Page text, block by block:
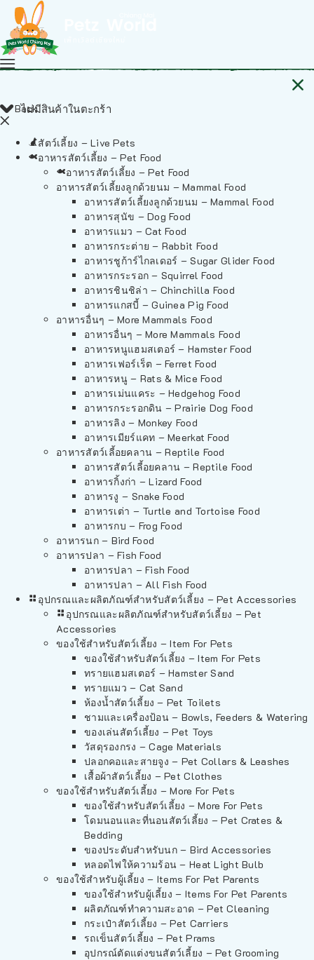
ไม่มีสินค้าในตะกร้า
Back
สัตว์เลี้ยง – Live Pets
อาหารสัตว์เลี้ยง – Pet Food
อาหารสัตว์เลี้ยง – Pet Food
อาหารสัตว์เลี้ยงลูกด้วยนม – Mammal Food
อาหารสัตว์เลี้ยงลูกด้วยนม – Mammal Food
อาหารสุนัข – Dog Food
อาหารแมว – Cat Food
อาหารกระต่าย – Rabbit Food
อาหารชูก้าร์ไกลเดอร์ – Sugar Glider Food
อาหารกระรอก – Squirrel Food
อาหารชินชิล่า – Chinchilla Food
อาหารแกสบี้ – Guinea Pig Food
อาหารอื่นๆ – More Mammals Food
อาหารอื่นๆ – More Mammals Food
อาหารหนูแฮมสเตอร์ – Hamster Food
อาหารเฟอร์เร็ต – Ferret Food
อาหารหนู – Rats & Mice Food
อาหารเม่นแคระ – Hedgehog Food
อาหารกระรอกดิน – Prairie Dog Food
อาหารลิง – Monkey Food
อาหารเมียร์แคท – Meerkat Food
อาหารสัตว์เลี้อยคลาน – Reptile Food
อาหารสัตว์เลี้อยคลาน – Reptile Food
อาหารกิ้งก่า – Lizard Food
อาหารงู – Snake Food
อาหารเต่า – Turtle and Tortoise Food
อาหารกบ – Frog Food
อาหารนก – Bird Food
อาหารปลา – Fish Food
อาหารปลา – Fish Food
อาหารปลา – All Fish Food
อุปกรณและผลิตภัณฑ์สำหรับสัตว์เลี้ยง – Pet Accessories
อุปกรณและผลิตภัณฑ์สำหรับสัตว์เลี้ยง – Pet
Accessories
ของใช้สำหรับสัตว์เลี้ยง – Item For Pets
ของใช้สำหรับสัตว์เลี้ยง – Item For Pets
ทรายแฮมสเตอร์ – Hamster Sand
ทรายแมว – Cat Sand
ห้องน้ำสัตว์เลี้ยง – Pet Toilets
ชามและเครื่องป้อน – Bowls, Feeders & Watering
ของเล่นสัตว์เลี้ยง – Pet Toys
วัสดุรองกรง – Cage Materials
ปลอกคอและสายจูง – Pet Collars & Leashes
เสื้อผ้าสัตว์เลี้ยง – Pet Clothes
ของใช้สำหรับสัตว์เลี้ยง – More For Pets
ของใช้สำหรับสัตว์เลี้ยง – More For Pets
โดมนอนและที่นอนสัตว์เลี้ยง – Pet Crates &
Bedding
ของประดับสำหรับนก – Bird Accessories
หลอดไฟให้ความร้อน – Heat Light Bulb
ของใช้สำหรับผู้เลี้ยง – Items For Pet Parents
ของใช้สำหรับผู้เลี้ยง – Items For Pet Parents
ผลิตภัณฑ์ทำความสะอาด – Pet Cleaning
กระเป๋าสัตว์เลี้ยง – Pet Carriers
รถเข็นสัตว์เลี้ยง – Pet Prams
อุปกรณ์ตัดแต่งขนสัตว์เลี้ยง – Pet Grooming